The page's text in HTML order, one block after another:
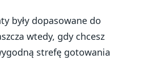
były dopasowane do
wtedy, gdy chcesz
strefę gotowania